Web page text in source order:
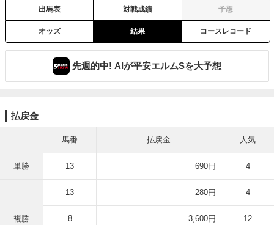
出馬表 対戦成績 予想
オッズ 結果 コースレコード
先週的中! AIが平安エルムSを大予想
払戻金
馬番 払戻金 人気
単勝 13 690円 4
複勝
13 280円 4
8 3,600円 12